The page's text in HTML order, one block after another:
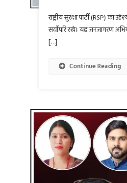
राष्ट्रीय सुरक्षा पार्टी (RSP)
सर्वोपरि रखे। यह जनजागरण
[…]
Continue Reading